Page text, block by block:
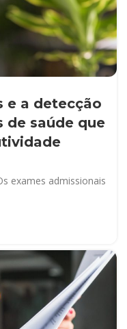
e a detecção
de saúde que
exames admissionais